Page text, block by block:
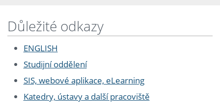
Důležité odkazy
ENGLISH
Studijní oddělení
SIS, webové aplikace, eLearning
Katedry, ústavy a další pracoviště